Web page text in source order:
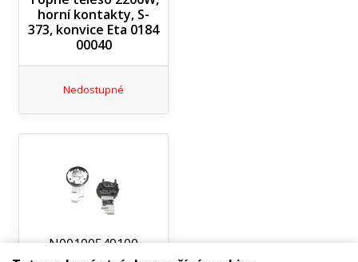
horní kontakty, S-
373, konvice Eta 0184
00040
Nedostupné
N00100549100